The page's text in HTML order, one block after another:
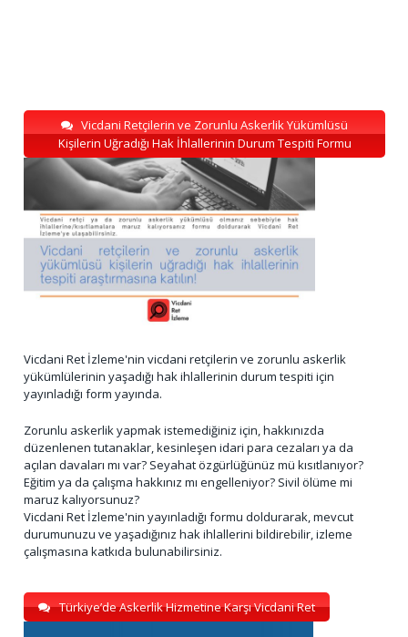
Vicdani Retçilerin ve Zorunlu Askerlik Yükümlüsü
Kişilerin Uğradığı Hak İhlallerinin Durum Tespiti Formu
Vicdani Ret İzleme'nin vicdani retçilerin ve zorunlu askerlik
yükümlülerinin yaşadığı hak ihlallerinin durum tespiti için
yayınladığı form yayında.
Zorunlu askerlik yapmak istemediğiniz için, hakkınızda
düzenlenen tutanaklar, kesinleşen idari para cezaları ya da
açılan davaları mı var? Seyahat özgürlüğünüz mü kısıtlanıyor?
Eğitim ya da çalışma hakkınız mı engelleniyor? Sivil ölüme mi
maruz kalıyorsunuz?
Vicdani Ret İzleme'nin yayınladığı formu doldurarak, mevcut
durumunuzu ve yaşadığınız hak ihlallerini bildirebilir, izleme
çalışmasına katkıda bulunabilirsiniz.
Türkiye’de Askerlik Hizmetine Karşı Vicdani Ret